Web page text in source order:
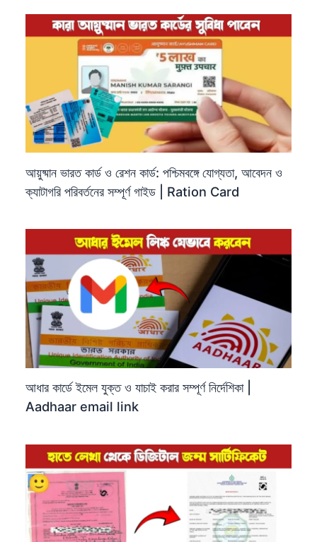
আয়ুষ্মান ভারত কার্ড ও রেশন কার্ড: পশ্চিমবঙ্গে যোগ্যতা, আবেদন ও
ক্যাটাগরি পরিবর্তনের সম্পূর্ণ গাইড | Ration Card
আধার কার্ডে ইমেল যুক্ত ও যাচাই করার সম্পূর্ণ নির্দেশিকা |
Aadhaar email link